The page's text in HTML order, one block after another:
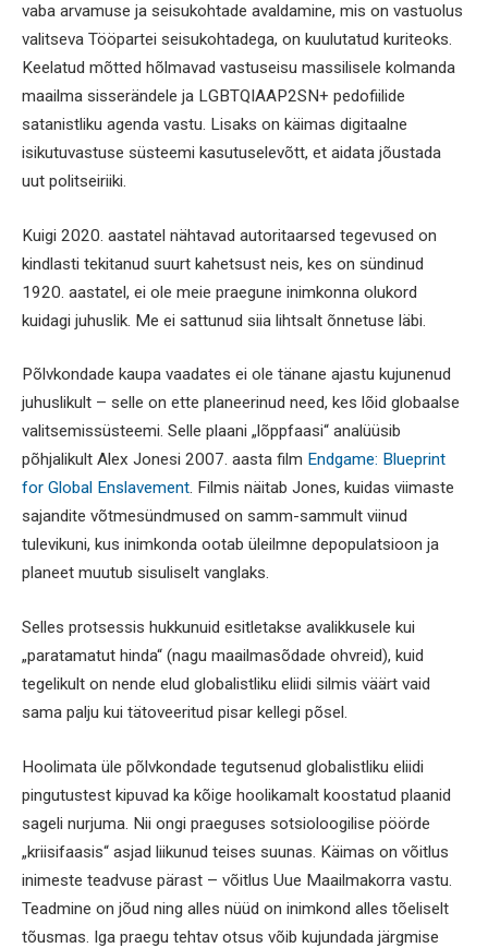
vaba arvamuse ja seisukohtade avaldamine, mis on vastuolus
valitseva Tööpartei seisukohtadega, on kuulutatud kuriteoks.
Keelatud mõtted hõlmavad vastuseisu massilisele kolmanda
maailma sisserändele ja LGBTQIAAP2SN+ pedofiilide
satanistliku agenda vastu. Lisaks on käimas digitaalne
isikutuvastuse süsteemi kasutuselevõtt, et aidata jõustada
uut politseiriiki.
Kuigi 2020. aastatel nähtavad autoritaarsed tegevused on
kindlasti tekitanud suurt kahetsust neis, kes on sündinud
1920. aastatel, ei ole meie praegune inimkonna olukord
kuidagi juhuslik. Me ei sattunud siia lihtsalt õnnetuse läbi.
Põlvkondade kaupa vaadates ei ole tänane ajastu kujunenud
juhuslikult – selle on ette planeerinud need, kes lõid globaalse
valitsemissüsteemi. Selle plaani „lõppfaasi“ analüüsib
põhjalikult Alex Jonesi 2007. aasta film Endgame: Blueprint
for Global Enslavement. Filmis näitab Jones, kuidas viimaste
sajandite võtmesündmused on samm-sammult viinud
tulevikuni, kus inimkonda ootab üleilmne depopulatsioon ja
planeet muutub sisuliselt vanglaks.
Selles protsessis hukkunuid esitletakse avalikkusele kui
„paratamatut hinda“ (nagu maailmasõdade ohvreid), kuid
tegelikult on nende elud globalistliku eliidi silmis väärt vaid
sama palju kui tätoveeritud pisar kellegi põsel.
Hoolimata üle põlvkondade tegutsenud globalistliku eliidi
pingutustest kipuvad ka kõige hoolikamalt koostatud plaanid
sageli nurjuma. Nii ongi praeguses sotsioloogilise pöörde
„kriisifaasis“ asjad liikunud teises suunas. Käimas on võitlus
inimeste teadvuse pärast – võitlus Uue Maailmakorra vastu.
Teadmine on jõud ning alles nüüd on inimkond alles tõeliselt
tõusmas. Iga praegu tehtav otsus võib kujundada järgmise